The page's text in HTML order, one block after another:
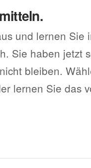
und lernen
Sie haben jetzt
bleiben.
lernen Sie das